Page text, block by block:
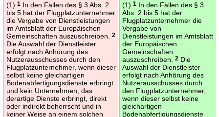
(1) 1In den Fällen des § 3 Abs. 2
bis 5 hat der Flugplatzunternehmer
die Vergabe von Dienstleistungen
im Amtsblatt der Europäischen
Gemeinschaften auszuschreiben.
2
Die Auswahl der Dienstleister
erfolgt nach Anhörung des
Nutzerausschusses durch den
Flugplatzunternehmer, wenn dieser
selbst keine gleichartigen
Bodenabfertigungsdienste erbringt
und kein Unternehmen, das
derartige Dienste erbringt, direkt
oder indirekt beherrscht und in
keiner Weise an einem solchen
(1) 1In den Fällen des § 3
Abs. 2 bis 5 hat der
Flugplatzunternehmer die
Vergabe von
Dienstleistungen im Amtsblatt
der Europäischen
Gemeinschaften
auszuschreiben.
2Die
Auswahl der Dienstleister
erfolgt nach Anhörung des
Nutzerausschusses durch
den Flugplatzunternehmer,
wenn dieser selbst keine
gleichartigen
Bodenabfertigungsdienste